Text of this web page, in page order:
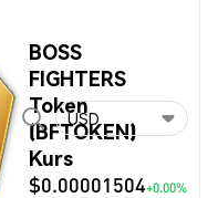
BOSS
FIGHTERS
Token
(BFTOKEN)
Kurs
$0.00001504+0.00%
USD